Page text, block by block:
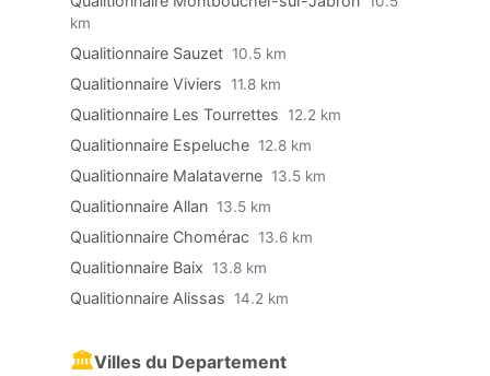
km
Qualitionnaire Sauzet 10.5 km
Qualitionnaire Viviers 11.8 km
Qualitionnaire Les Tourrettes 12.2 km
Qualitionnaire Espeluche 12.8 km
Qualitionnaire Malataverne 13.5 km
Qualitionnaire Allan 13.5 km
Qualitionnaire Chomérac 13.6 km
Qualitionnaire Baix 13.8 km
Qualitionnaire Alissas 14.2 km
🏛Villes du Departement